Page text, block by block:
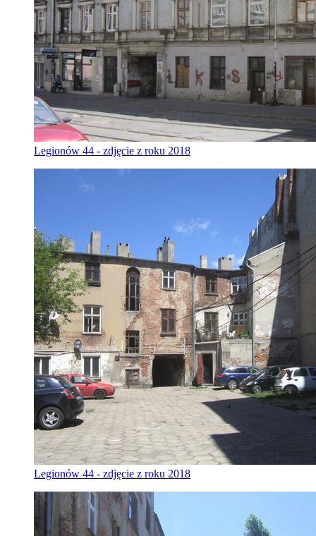
Legionów 44 - zdjęcie z roku 2018
Legionów 44 - zdjęcie z roku 2018